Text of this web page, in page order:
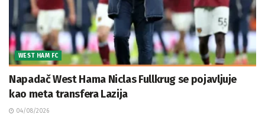
WEST HAM FC
Napadač West Hama Niclas Fullkrug se pojavljuje
kao meta transfera Lazija
04/08/2026